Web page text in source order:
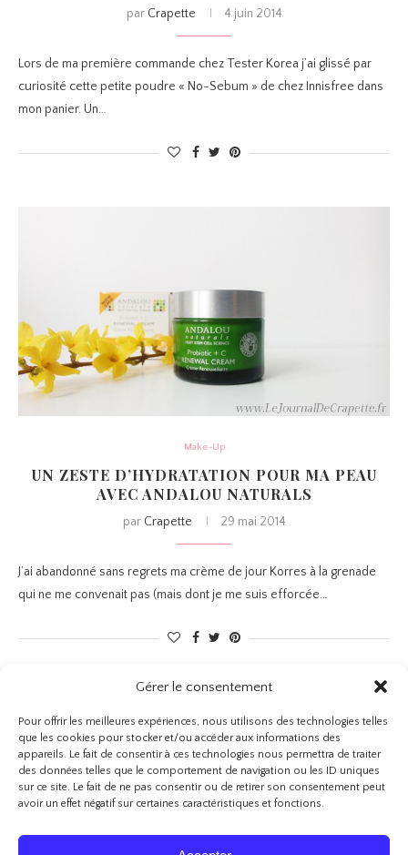
Gérer le consentement
Pour offrir les meilleures expériences, nous utilisons des technologies telles
que les cookies pour stocker et/ou accéder aux informations des
appareils. Le fait de consentir à ces technologies nous permettra de traiter
des données telles que le comportement de navigation ou les ID uniques
sur ce site. Le fait de ne pas consentir ou de retirer son consentement peut
avoir un effet négatif sur certaines caractéristiques et fonctions.
par Crapette 4 juin 2014
Lors de ma première commande chez Tester Korea j’ai glissé par
curiosité cette petite poudre « No-Sebum » de chez Innisfree dans
mon panier. Un…
Make-Up
UN ZESTE D’HYDRATATION POUR MA PEAU
AVEC ANDALOU NATURALS
par Crapette 29 mai 2014
J’ai abandonné sans regrets ma crème de jour Korres à la grenade
qui ne me convenait pas (mais dont je me suis efforcée…